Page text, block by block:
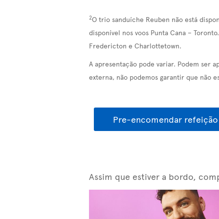
2O trio sanduíche Reuben não está
disponível nos voos Punta Cana –
Fredericton e Charlottetown.
A apresentação pode variar. Podem ser
externa, não podemos garantir que não
Pre-encomendar refeição
Assim que estiver a bordo,